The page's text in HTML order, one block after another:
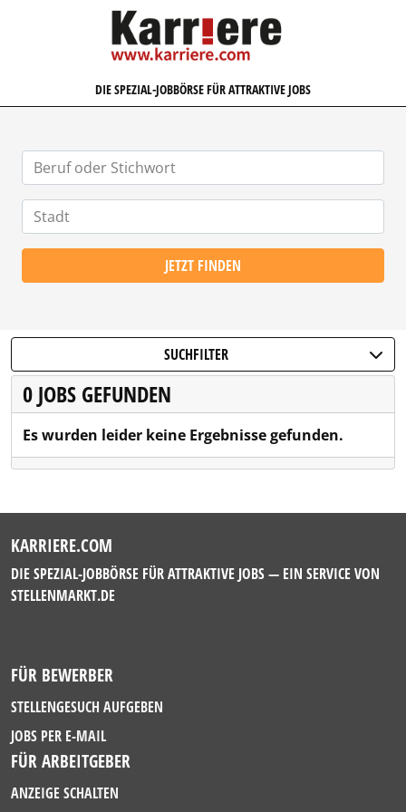
KARRIERE.COM
DIE SPEZIAL-JOBBÖRSE FÜR ATTRAKTIVE JOBS
JETZT FINDEN
SUCHFILTER
0 JOBS GEFUNDEN
Es wurden leider keine Ergebnisse gefunden.
KARRIERE.COM
DIE SPEZIAL-JOBBÖRSE FÜR ATTRAKTIVE JOBS — EIN SERVICE VON
STELLENMARKT.DE
FÜR BEWERBER
STELLENGESUCH AUFGEBEN
JOBS PER E-MAIL
FÜR ARBEITGEBER
ANZEIGE SCHALTEN